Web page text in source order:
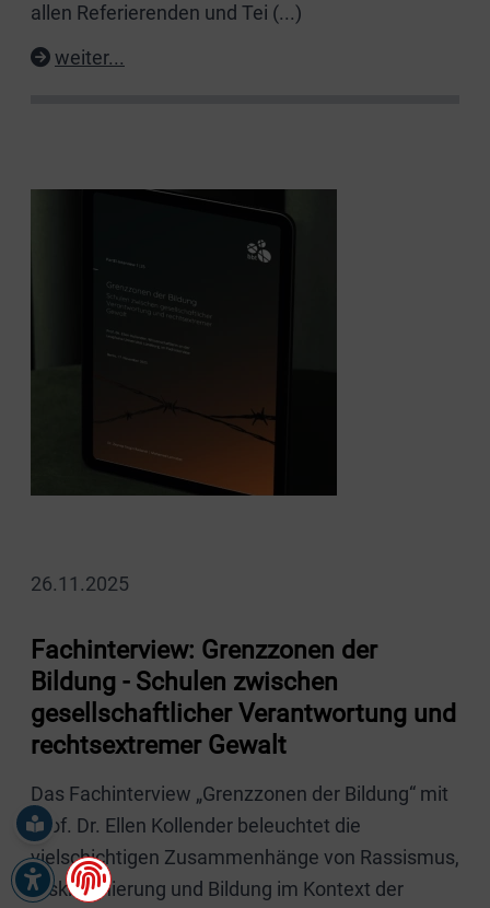
allen Referierenden und Tei (...)
weiter...
26.11.2025
Fachinterview: Grenzzonen der
Bildung - Schulen zwischen
gesellschaftlicher Verantwortung und
rechtsextremer Gewalt
Das Fachinterview „Grenzzonen der Bildung“ mit
Prof. Dr. Ellen Kollender beleuchtet die
vielschichtigen Zusammenhänge von Rassismus,
Diskriminierung und Bildung im Kontext der